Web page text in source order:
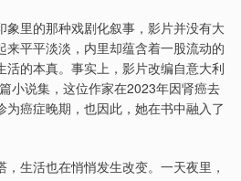
象里的那种戏剧化叙事，影片并没有大
来平平淡淡，内里却蕴含着一股流动的
活的本真。事实上，影片改编自意大利
小说集，这位作家在2023年因肾癌去
癌症晚期，也因此，她在书中融入了
生活也在悄悄发生改变。一天夜里，